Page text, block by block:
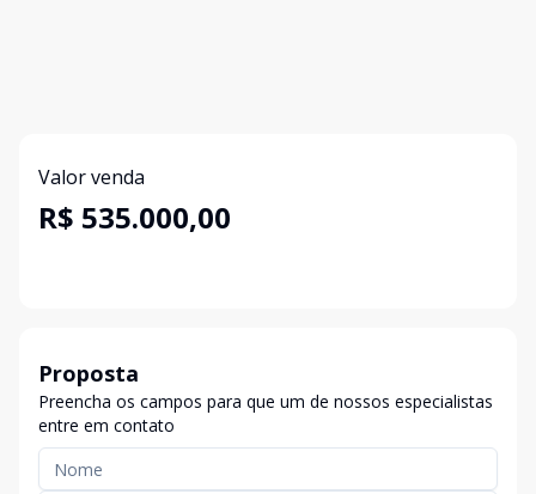
Valor venda
R$ 535.000,00
Proposta
Preencha os campos para que um de nossos especialistas
entre em contato